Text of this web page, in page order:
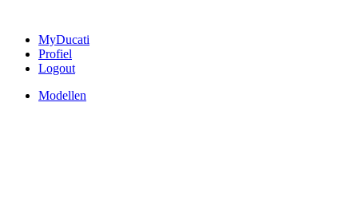
MyDucati
Profiel
Logout
Modellen